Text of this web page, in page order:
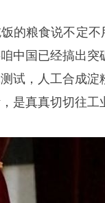
的粮食说不定
中国已经搞出
试，人工合成
是真真切切往工